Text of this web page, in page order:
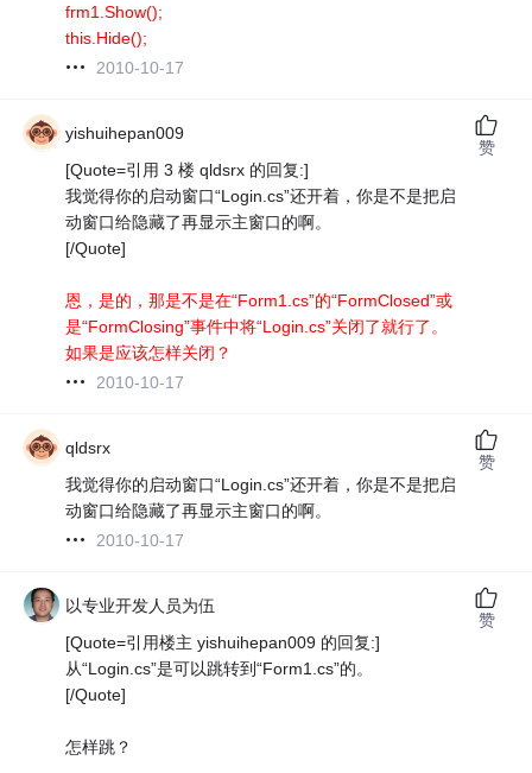
frm1.Show();
this.Hide();
2010-10-17
yishuihepan009
[Quote=引用 3 楼 qldsrx 的回复:]
我觉得你的启动窗口“Login.cs”还开着，你是不是把启
动窗口给隐藏了再显示主窗口的啊。
[/Quote]
恩，是的，那是不是在“Form1.cs”的“FormClosed”或
是“FormClosing”事件中将“Login.cs”关闭了就行了。
如果是应该怎样关闭？
2010-10-17
赞
qldsrx
我觉得你的启动窗口“Login.cs”还开着，你是不是把启
动窗口给隐藏了再显示主窗口的啊。
2010-10-17
赞
以专业开发人员为伍
[Quote=引用楼主 yishuihepan009 的回复:]
从“Login.cs”是可以跳转到“Form1.cs”的。
[/Quote]
怎样跳？
赞